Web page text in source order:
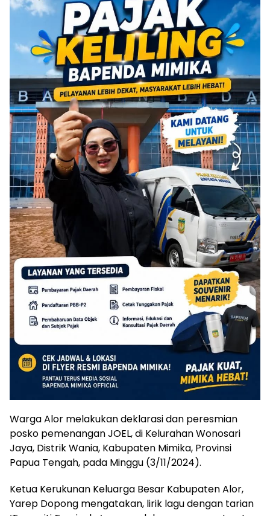
Warga Alor melakukan deklarasi dan peresmian
posko pemenangan JOEL, di Kelurahan Wonosari
Jaya, Distrik Wania, Kabupaten Mimika, Provinsi
Papua Tengah, pada Minggu (3/11/2024).
Ketua Kerukunan Keluarga Besar Kabupaten Alor,
Yarep Dopong mengatakan, lirik lagu dengan tarian